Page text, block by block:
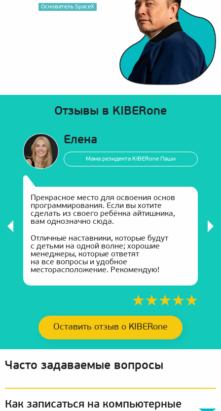
Основатель SpaceX
Отзывы в KIBERone
Елена
Мама резидента KIBERone Паши
Прекрасное место для освоения основ
программирования. Если вы хотите
сделать из своего ребёнка айтишника,
вам однозначно сюда.
Отличные наставники, которые будут
с детьми на одной волне; хорошие
менеджеры, которые ответят
на все вопросы и удобное
месторасположение. Рекомендую!
Оставить отзыв о KIBERone
Часто задаваемые вопросы
Как записаться на компьютерные